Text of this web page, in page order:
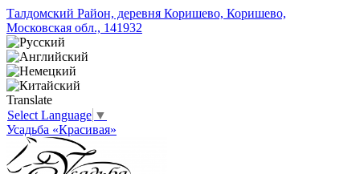
Талдомский Район, деревня Коришево, Коришево,
Московская обл., 141932
Translate
Select Language ▼
Усадьба «Красивая»